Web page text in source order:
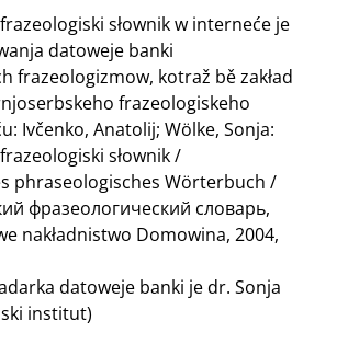
słownik w interneće je
datoweje banki
frazeologizmow, kotraž bě zakład
frazeologiskeho
Ivčenko, Anatolij; Wölke, Sonja:
słownik /
phraseologisches Wörterbuch /
фразеологический словарь,
nakładnistwo Domowina, 2004,
datoweje banki je dr. Sonja
institut)